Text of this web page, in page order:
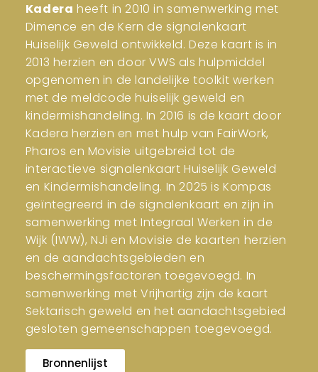
Kadera heeft in 2010 in samenwerking met
Dimence en de Kern de signalenkaart
Huiselijk Geweld ontwikkeld. Deze kaart is in
2013 herzien en door VWS als hulpmiddel
opgenomen in de landelijke toolkit werken
met de meldcode huiselijk geweld en
kindermishandeling. In 2016 is de kaart door
Kadera herzien en met hulp van FairWork,
Pharos en Movisie uitgebreid tot de
interactieve signalenkaart Huiselijk Geweld
en Kindermishandeling. In 2025 is Kompas
geïntegreerd in de signalenkaart en zijn in
samenwerking met Integraal Werken in de
Wijk (IWW), NJi en Movisie de kaarten herzien
en de aandachtsgebieden en
beschermingsfactoren toegevoegd. In
samenwerking met Vrijhartig zijn de kaart
Sektarisch geweld en het aandachtsgebied
gesloten gemeenschappen toegevoegd.
Bronnenlijst